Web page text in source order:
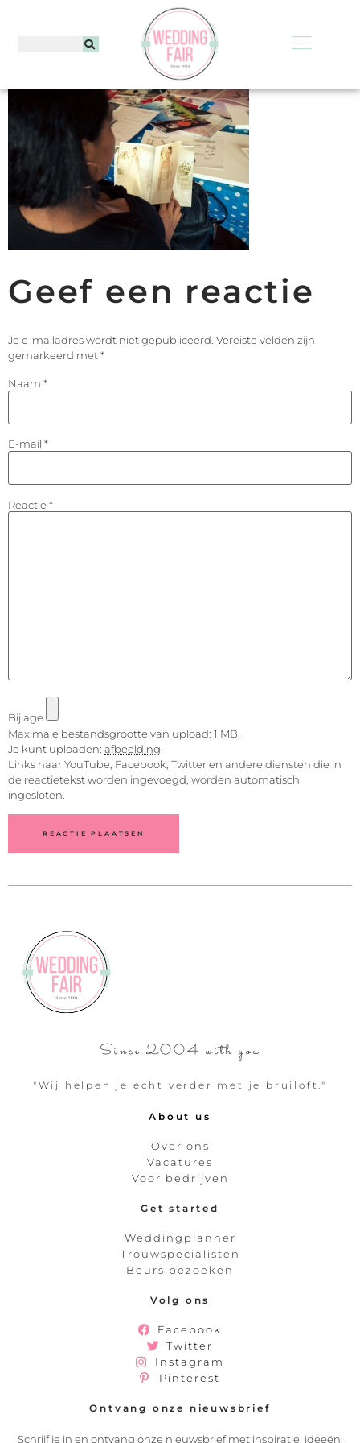
Geef een reactie
Je e-mailadres wordt niet gepubliceerd. Vereiste velden zijn
gemarkeerd met*
Naam *
E-mail *
Reactie *
Bijlage
Maximale bestandsgrootte van upload: 1 MB.
Je kunt uploaden: afbeelding
Links naar YouTube, Facebook, Twitter en andere diensten die in
de reactietekst worden ingevoegd, worden automatisch
ingesloten.
Since 2004 with you
"Wij helpen je echt verder met je bruiloft."
About us
Over ons
Vacatures
Voor bedrijven
Get started
Weddingplanner
Trouwspecialisten
Beurs bezoeken
Volg ons
Facebook
Twitter
Instagram
Pinterest
Ontvang onze nieuwsbrief
Schrijf je in en ontvang onze nieuwsbrief met inspiratie, ideeën,